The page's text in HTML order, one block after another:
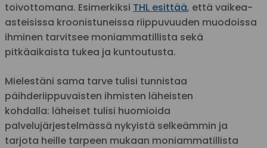
toivottomana. Esimerkiksi THL esittää, että vaikea-
asteisissa kroonistuneissa riippuvuuden muodoissa
ihminen tarvitsee moniammatillista sekä
pitkäaikaista tukea ja kuntoutusta.
Mielestäni sama tarve tulisi tunnistaa
päihderiippuvaisten ihmisten läheisten
kohdalla: läheiset tulisi huomioida
palvelujärjestelmässä nykyistä selkeämmin ja
tarjota heille tarpeen mukaan moniammatillista